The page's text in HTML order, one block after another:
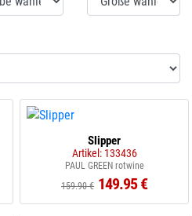
Slipper
Artikel: 133436
PAUL GREEN rotwine
159.90 € 149.95 €